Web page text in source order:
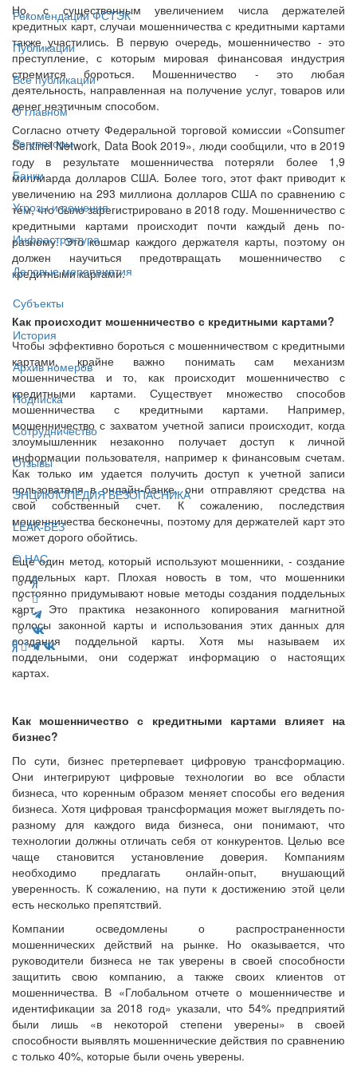
Рекомендации ФСТЭК
Публикации
Все публикации
О главном
Регуляторы
Банки
Угрозы и решения
Инфраструктура
Деловые мероприятия
Субъекты
История
Архив номеров
Подписка
Сотрудничество
Отзывы
ЭНЦИКЛОПЕДИЯ БЕЗОПАСНИКА
LEAK-БЕЗ
О НАС
Но, с существенным увеличением числа держателей
кредитных карт, случаи мошенничества с кредитными картами
также участились. В первую очередь, мошенничество - это
преступление, с которым мировая финансовая индустрия
стремится бороться. Мошенничество - это любая
деятельность, направленная на получение услуг, товаров или
денег неэтичным способом.
Согласно отчету Федеральной торговой комиссии «Consumer
Sentinel Network, Data Book 2019», люди сообщили, что в 2019
году в результате мошенничества потеряли более 1,9
миллиарда долларов США. Более того, этот факт приводит к
увеличению на 293 миллиона долларов США по сравнению с
тем, что было зарегистрировано в 2018 году. Мошенничество с
кредитными картами происходит почти каждый день по-
разному. Это кошмар каждого держателя карты, поэтому он
должен научиться предотвращать мошенничество с
кредитными картами.
Как происходит мошенничество с кредитными картами?
Чтобы эффективно бороться с мошенничеством с кредитными
картами, крайне важно понимать сам механизм
мошенничества и то, как происходит мошенничество с
кредитными картами. Существует множество способов
мошенничества с кредитными картами. Например,
мошенничество с захватом учетной записи происходит, когда
злоумышленник незаконно получает доступ к личной
информации пользователя, например к финансовым счетам.
Как только им удается получить доступ к учетной записи
пользователя в онлайн-банке, они отправляют средства на
свой собственный счет. К сожалению, последствия
мошенничества бесконечны, поэтому для держателей карт это
может дорого обойтись.
Еще один метод, который используют мошенники, - создание
поддельных карт. Плохая новость в том, что мошенники
постоянно придумывают новые методы создания поддельных
карт. Это практика незаконного копирования магнитной
полосы законной карты и использования этих данных для
создания поддельной карты. Хотя мы называем их
поддельными, они содержат информацию о настоящих
картах.
Как мошенничество с кредитными картами влияет на
бизнес?
По сути, бизнес претерпевает цифровую трансформацию.
Они интегрируют цифровые технологии во все области
бизнеса, что коренным образом меняет способы его ведения
бизнеса. Хотя цифровая трансформация может выглядеть по-
разному для каждого вида бизнеса, они понимают, что
технологии должны отличать себя от конкурентов. Целью все
чаще становится установление доверия. Компаниям
необходимо предлагать онлайн-опыт, внушающий
уверенность. К сожалению, на пути к достижению этой цели
есть несколько препятствий.
Компании осведомлены о распространенности
мошеннических действий на рынке. Но оказывается, что
руководители бизнеса не так уверены в своей способности
защитить свою компанию, а также своих клиентов от
мошенничества. В «Глобальном отчете о мошенничестве и
идентификации за 2018 год» указали, что 54% предприятий
были лишь «в некоторой степени уверены» в своей
способности выявлять мошеннические действия по сравнению
с только 40%, которые были очень уверены.